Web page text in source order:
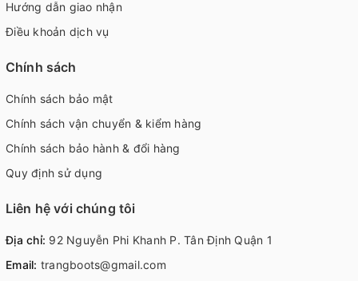
Hướng dẫn giao nhận
Điều khoản dịch vụ
Chính sách
Chính sách bảo mật
Chính sách vận chuyển & kiểm hàng
Chính sách bảo hành & đổi hàng
Quy định sử dụng
Liên hệ với chúng tôi
Địa chỉ: 92 Nguyễn Phi Khanh P. Tân Định Quận 1
Email: trangboots@gmail.com